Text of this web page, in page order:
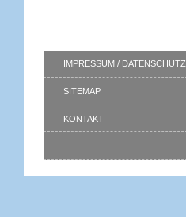
IMPRESSUM / DATENSCHUTZ
SITEMAP
KONTAKT